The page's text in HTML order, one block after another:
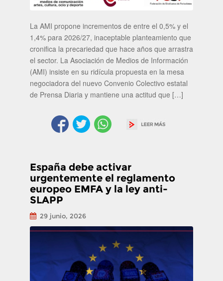
La AMI propone incrementos de entre el 0,5% y el
1,4% para 2026/27, inaceptable planteamiento que
cronifica la precariedad que hace años que arrastra
el sector. La Asociación de Medios de Información
(AMI) insiste en su ridícula propuesta en la mesa
negociadora del nuevo Convenio Colectivo estatal
de Prensa Diaria y mantiene una actitud que […]
España debe activar
urgentemente el reglamento
europeo EMFA y la ley anti-
SLAPP
29 junio, 2026